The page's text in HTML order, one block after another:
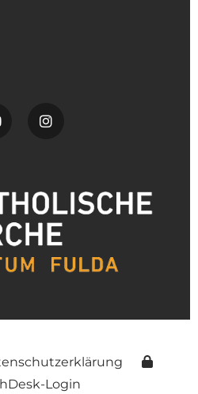
Login